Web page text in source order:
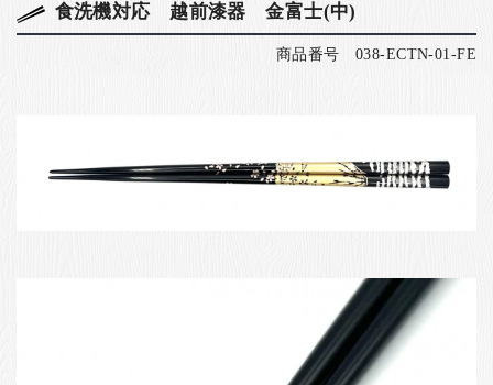
食洗機対応 越前漆器 金富士(中)
商品番号 038-ECTN-01-FE